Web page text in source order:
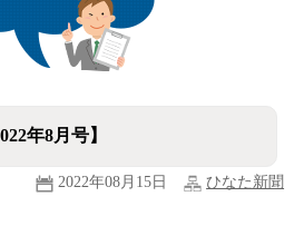
年8月号】
2022年08月15日 ひなた新聞